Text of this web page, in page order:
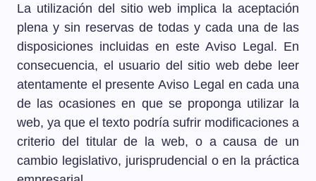
La utilización del sitio web implica la aceptación
plena y sin reservas de todas y cada una de las
disposiciones incluidas en este Aviso Legal. En
consecuencia, el usuario del sitio web debe leer
atentamente el presente Aviso Legal en cada una
de las ocasiones en que se proponga utilizar la
web, ya que el texto podría sufrir modificaciones a
criterio del titular de la web, o a causa de un
cambio legislativo, jurisprudencial o en la práctica